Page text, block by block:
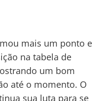
mais um ponto e
na tabela de
um bom
até o momento. O
sua luta para se